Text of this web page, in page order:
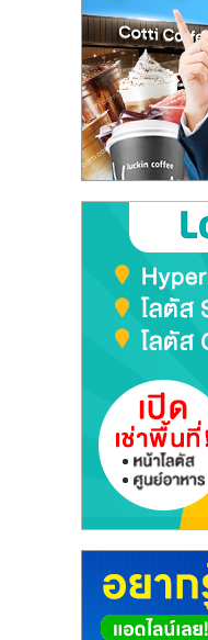
ปรึกษา
การ
ลงทุน
ขยาย
ไชส์,